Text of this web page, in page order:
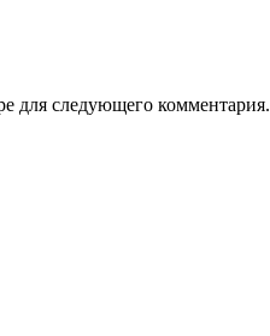
для следующего комментария.